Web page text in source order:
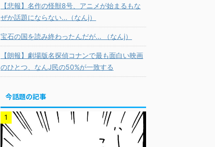
【悲報】名作の怪獣8号、アニメが始まるもな
ぜか話題にならない...（なんj）
宝石の国を読み終わったんだが... （なんj）
【朗報】劇場版名探偵コナンで最も面白い映画
のひとつ、なんJ民の50%が一致する
今話題の記事